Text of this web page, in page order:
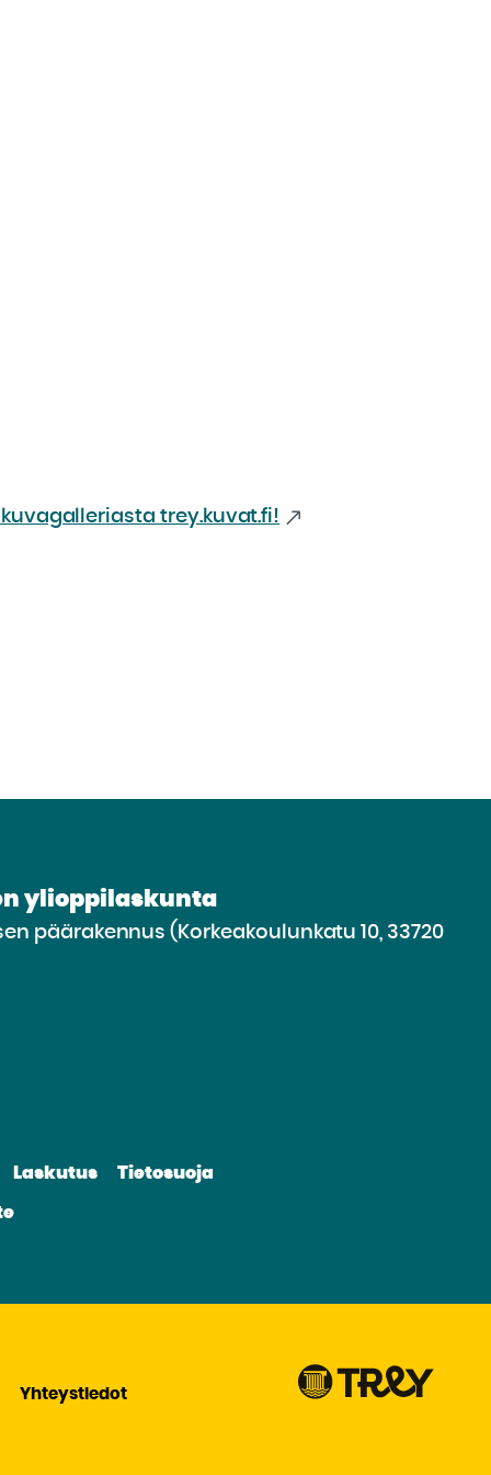
trey.kuvat.fi!
ylioppilaskunta
päärakennus (Korkeakoulunkatu 10, 33720
Laskutus Tietosuoja
Yhteystiedot